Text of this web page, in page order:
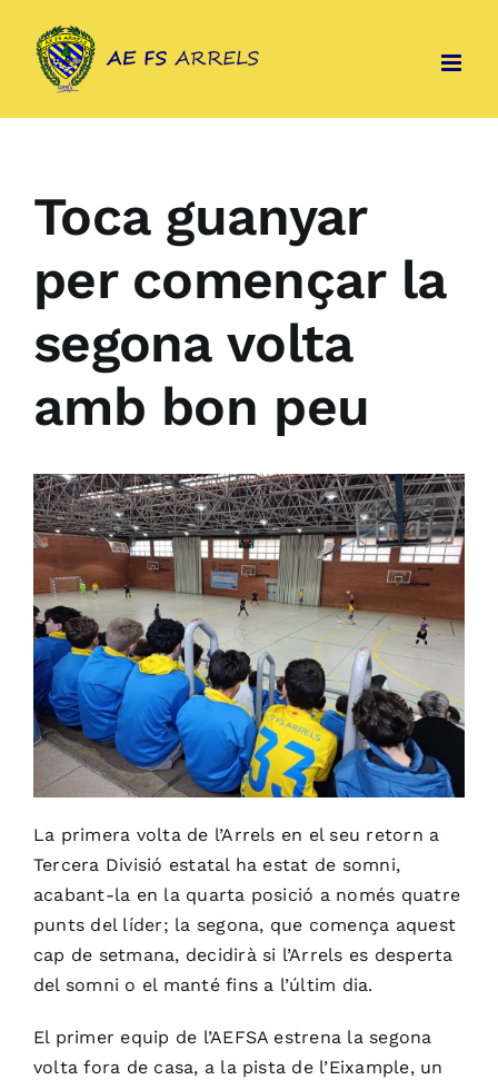
content
Toca guanyar
per començar la
segona volta
amb bon peu
La primera volta de l’Arrels en el seu retorn a
Tercera Divisió estatal ha estat de somni,
acabant-la en la quarta posició a només quatre
punts del líder; la segona, que comença aquest
cap de setmana, decidirà si l’Arrels es desperta
del somni o el manté fins a l’últim dia.
El primer equip de l’AEFSA estrena la segona
volta fora de casa, a la pista de l’Eixample, un